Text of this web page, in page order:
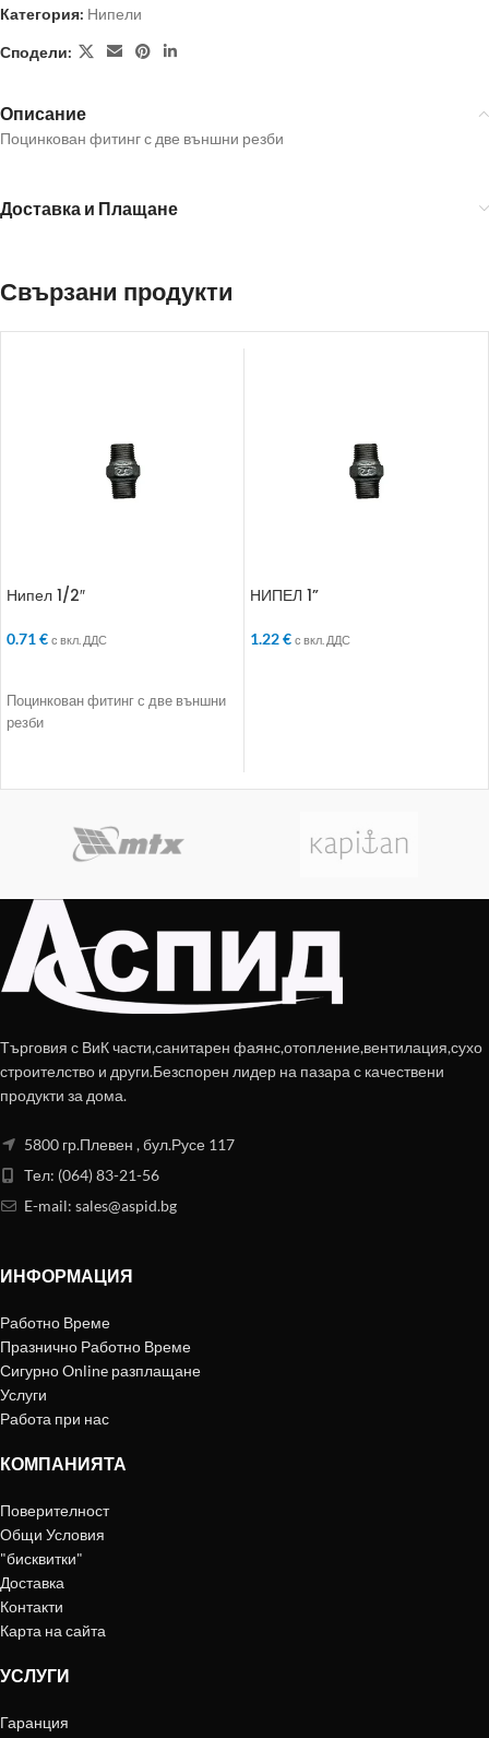
Категория: Нипели
Сподели:
Описание
Поцинкован фитинг с две външни резби
Доставка и Плащане
Свързани продукти
Нипел 1/2″
0.71€ с вкл. ДДС
Поцинкован фитинг с две външни
резби
НИПЕЛ 1”
1.22€ с вкл. ДДС
Търговия с ВиК части,санитарен фаянс,отопление,вентилация,сухо
строителство и други.Безспорен лидер на пазара с качествени
продукти за дома.
5800 гр.Плевен , бул.Русе 117
Тел: (064) 83-21-56
E-mail: sales@aspid.bg
ИНФОРМАЦИЯ
Работно Време
Празнично Работно Време
Сигурно Online разплащане
Услуги
Работа при нас
КОМПАНИЯТА
Поверителност
Общи Условия
"бисквитки"
Доставка
Контакти
Карта на сайта
УСЛУГИ
Гаранция